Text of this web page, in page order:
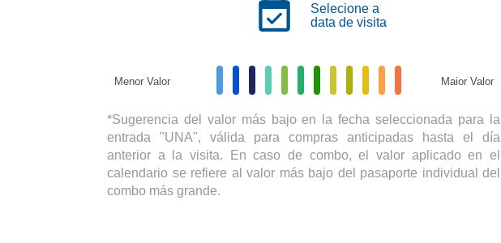
Selecione a
data de visita
Menor Valor Maior Valor
*Sugerencia del valor más bajo en la fecha seleccionada para la
entrada "UNA", válida para compras anticipadas hasta el día
anterior a la visita. En caso de combo, el valor aplicado en el
calendario se refiere al valor más bajo del pasaporte individual del
combo más grande.